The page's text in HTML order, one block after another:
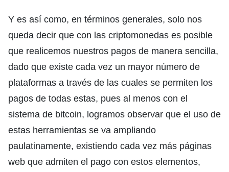
Y es así como, en términos generales, solo nos
queda decir que con las criptomonedas es posible
que realicemos nuestros pagos de manera sencilla,
dado que existe cada vez un mayor número de
plataformas a través de las cuales se permiten los
pagos de todas estas, pues al menos con el
sistema de bitcoin, logramos observar que el uso de
estas herramientas se va ampliando
paulatinamente, existiendo cada vez más páginas
web que admiten el pago con estos elementos,